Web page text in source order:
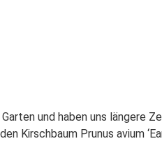
und haben uns längere
Kirschbaum Prunus avium